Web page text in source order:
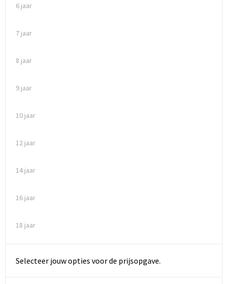
6 jaar
7 jaar
8 jaar
9 jaar
10 jaar
12 jaar
14 jaar
16 jaar
18 jaar
Selecteer jouw opties voor de prijsopgave.